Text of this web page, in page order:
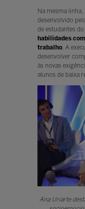
Na mesma
desenvolvido
de estudantes
habilidades
trabalho. A
desenvolver
às novas
alunos de baixa
Ana Uriarte